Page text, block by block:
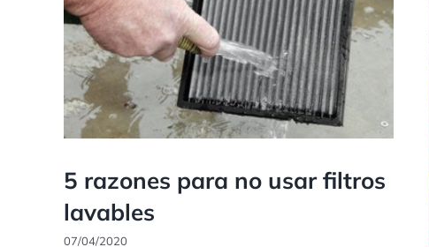
5 razones para no usar filtros
lavables
07/04/2020